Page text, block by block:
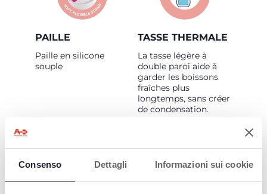
Consenso Dettagli Informazioni sui cookie
PAILLE
Paille en silicone
souple
TASSE THERMALE
La tasse légère à
double paroi aide à
garder les boissons
fraîches plus
longtemps, sans créer
de condensation.